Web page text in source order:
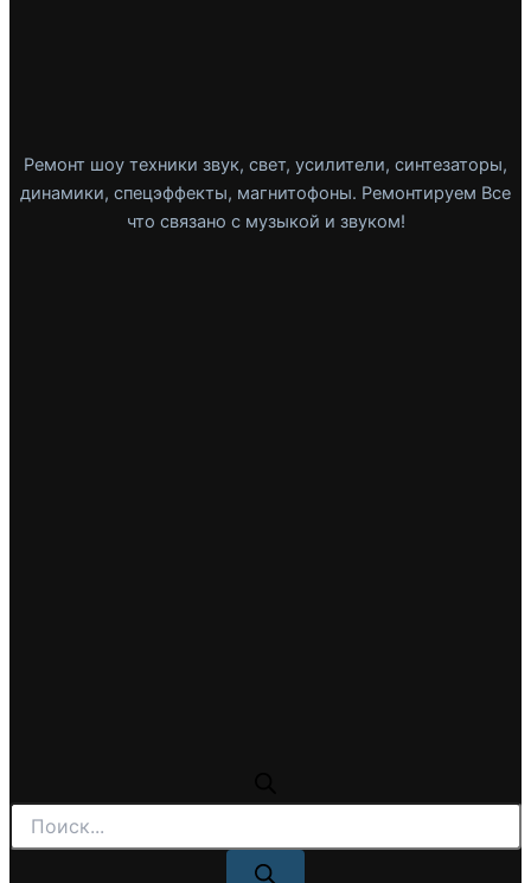
Ремонт шоу техники звук, свет, усилители, синтезаторы,
динамики, спецэффекты, магнитофоны. Ремонтируем Все
что связано с музыкой и звуком!
Поиск
товаров